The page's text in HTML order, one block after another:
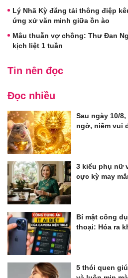
Lý Nhã Kỳ đăng tải thông điệp
ứng xử văn minh giữa ồn ào
Mâu thuẫn vợ chồng: Thư Đan
kịch liệt 1 tuần
Tin nên đọc
Đọc nhiều
Sau ngày 10/
ngờ, niềm vui
3 kiểu phụ nữ
cực kỳ may
Bí mật công
thoại: Hóa ra
5 thói quen